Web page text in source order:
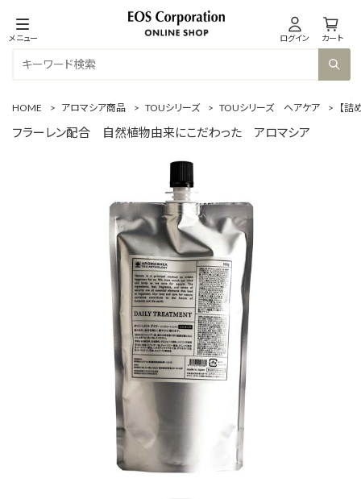
メニュー ログイン カート
HOME > アロマシア商品 > TOUシリーズ > TOUシリーズ ヘアケア > 【詰
フラーレン配合 自然植物由来にこだわった アロマシア